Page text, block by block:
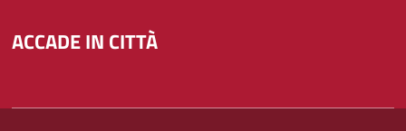
ACCADE IN CITTÀ